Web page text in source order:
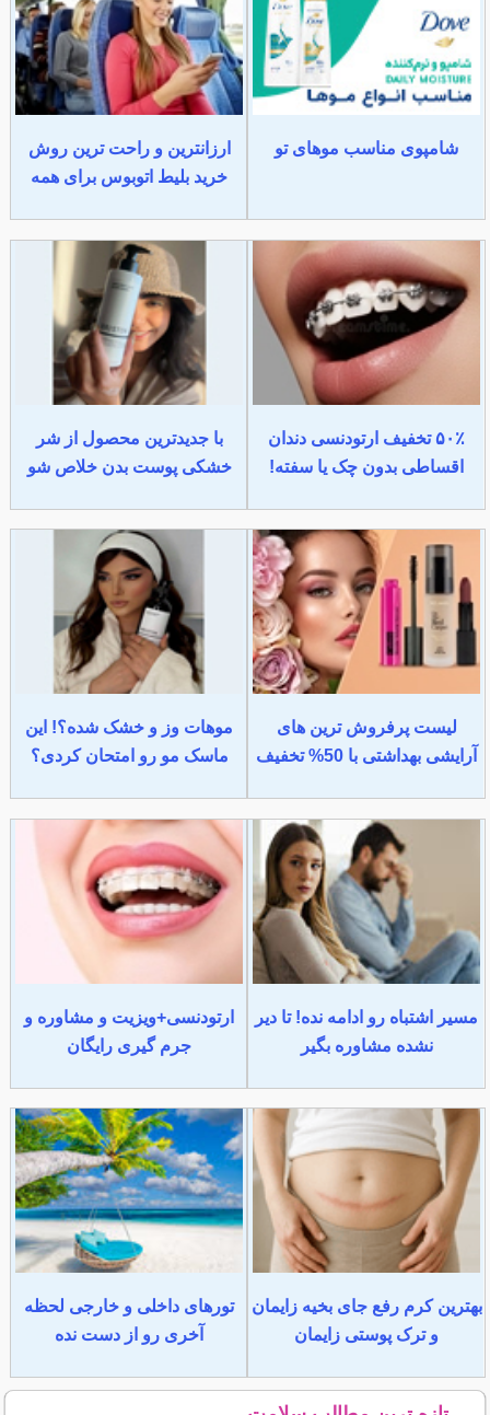
شامپوی مناسب موهای تو
ارزانترین و راحت ترین روش
خرید بلیط اتوبوس برای همه
۵۰٪ تخفیف ارتودنسی دندان
اقساطی بدون چک یا سفته!
با جدیدترین محصول از شر
خشکی پوست بدن خلاص شو
لیست پرفروش ترین های
آرایشی بهداشتی با 50% تخفیف
موهات وز و خشک شده؟! این
ماسک مو رو امتحان کردی؟
مسیر اشتباه رو ادامه نده! تا دیر
نشده مشاوره بگیر
ارتودنسی+ویزیت و مشاوره و
جرم گیری رایگان
بهترین کرم رفع جای بخیه زایمان
و ترک پوستی زایمان
تورهای داخلی و خارجی لحظه
آخری رو از دست نده